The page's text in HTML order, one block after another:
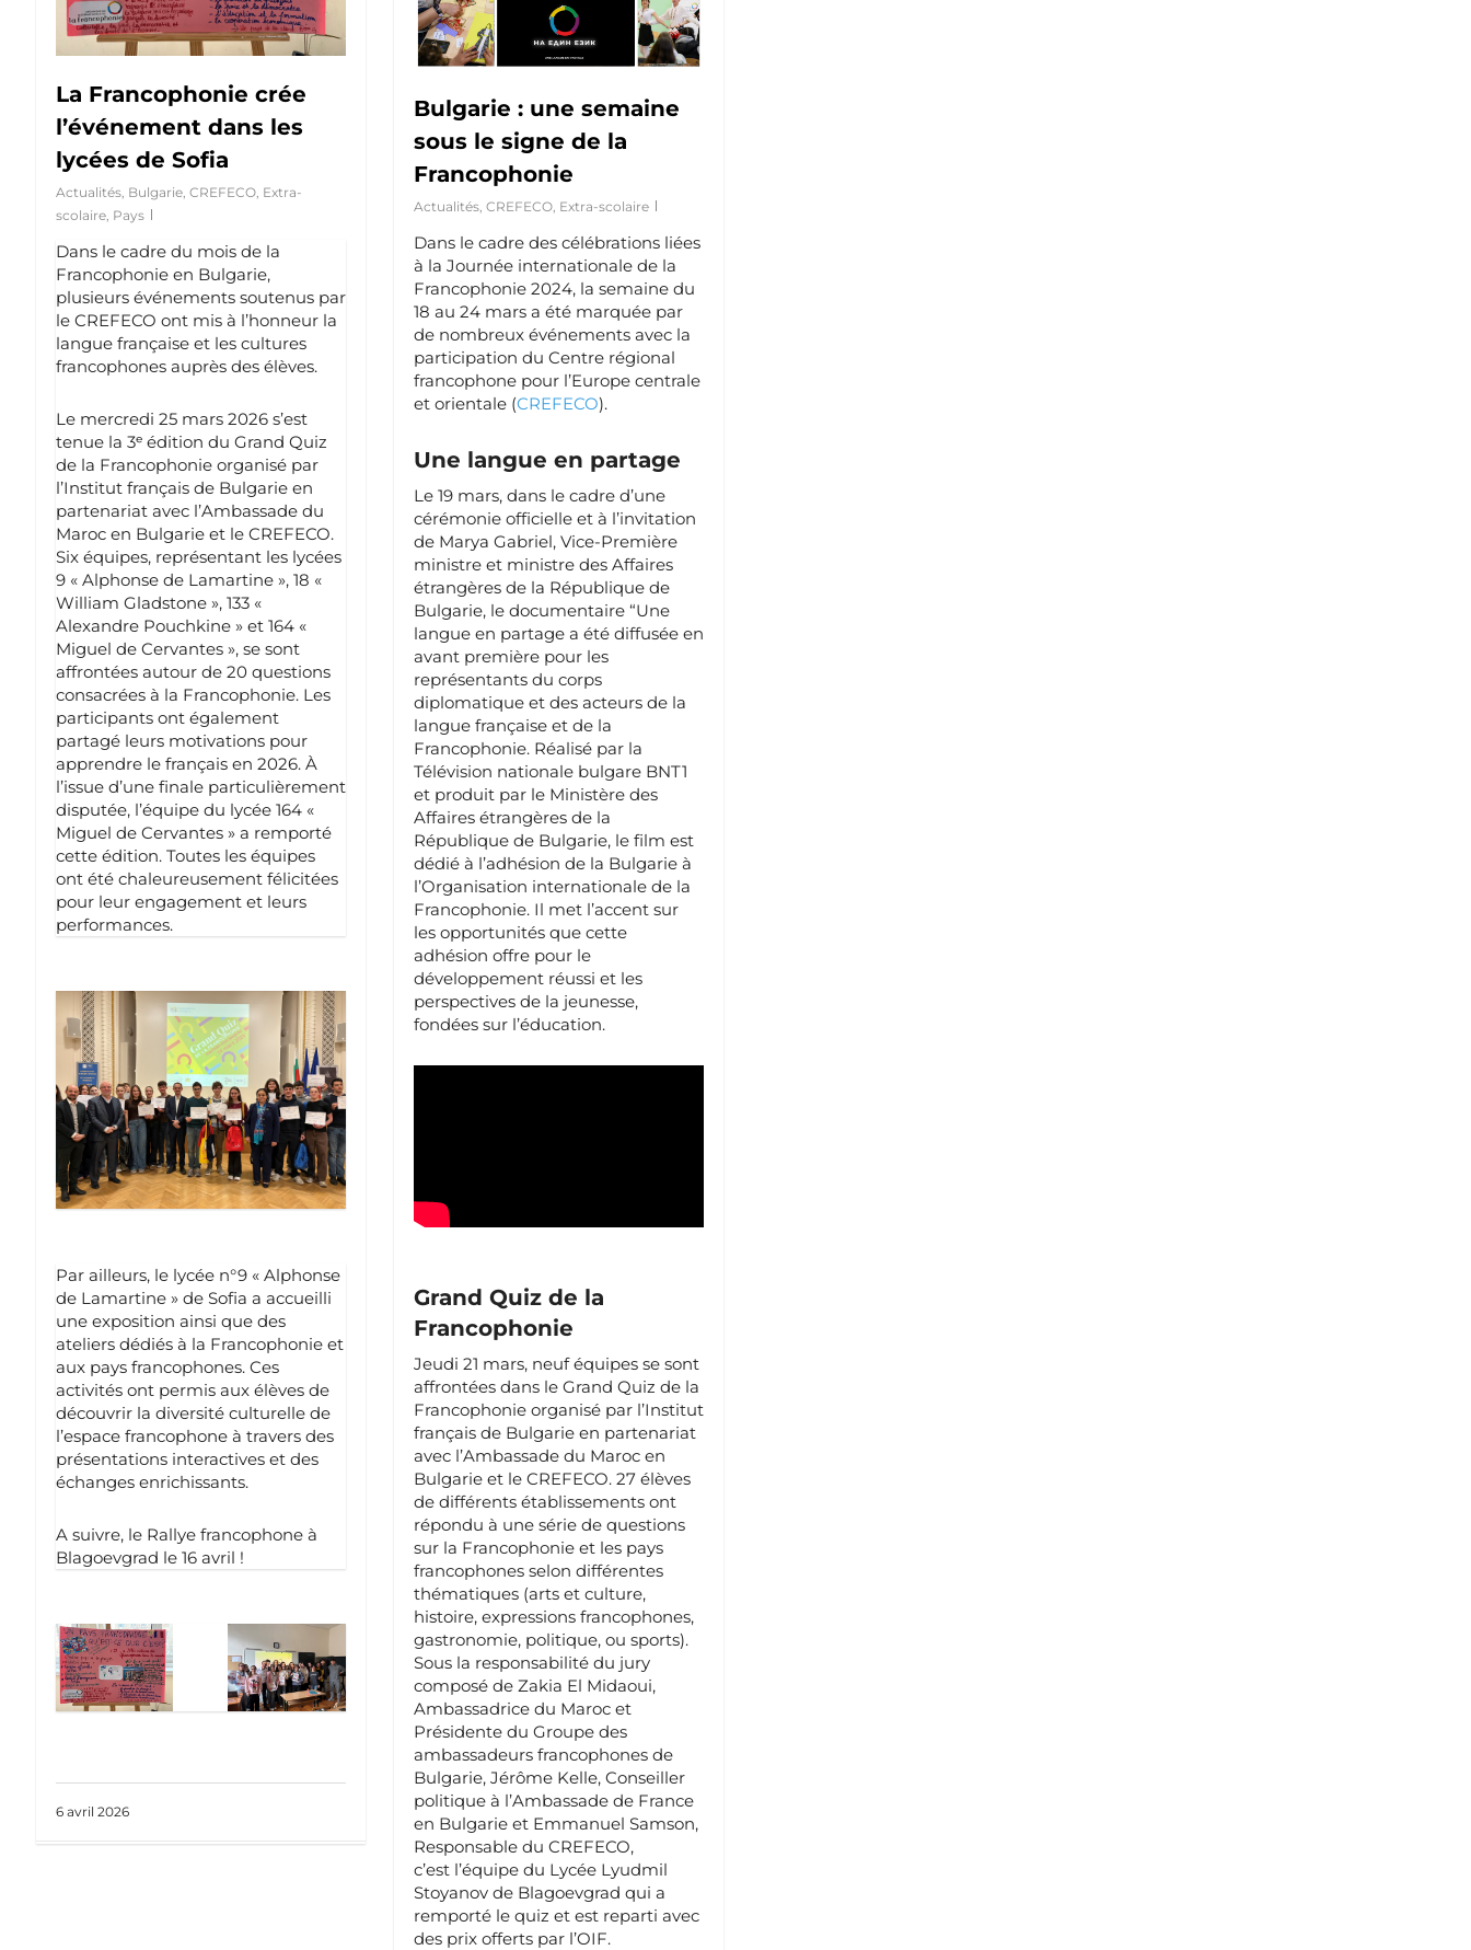
La Francophonie crée
l’événement dans les
lycées de Sofia
Actualités, Bulgarie, CREFECO, Extra-
scolaire, Pays
Dans le cadre du mois de la
Francophonie en Bulgarie,
plusieurs événements soutenus par
le CREFECO ont mis à l’honneur la
langue française et les cultures
francophones auprès des élèves.
Le mercredi 25 mars 2026 s’est
tenue la 3ᵉ édition du Grand Quiz
de la Francophonie organisé par
l’Institut français de Bulgarie en
partenariat avec l’Ambassade du
Maroc en Bulgarie et le CREFECO.
Six équipes, représentant les lycées
9 « Alphonse de Lamartine », 18 «
William Gladstone », 133 «
Alexandre Pouchkine » et 164 «
Miguel de Cervantes », se sont
affrontées autour de 20 questions
consacrées à la Francophonie. Les
participants ont également
partagé leurs motivations pour
apprendre le français en 2026. À
l’issue d’une finale particulièrement
disputée, l’équipe du lycée 164 «
Miguel de Cervantes » a remporté
cette édition. Toutes les équipes
ont été chaleureusement félicitées
pour leur engagement et leurs
performances.
Par ailleurs, le lycée n°9 « Alphonse
de Lamartine » de Sofia a accueilli
une exposition ainsi que des
ateliers dédiés à la Francophonie et
aux pays francophones. Ces
activités ont permis aux élèves de
découvrir la diversité culturelle de
l’espace francophone à travers des
présentations interactives et des
échanges enrichissants.
A suivre, le Rallye francophone à
Blagoevgrad le 16 avril !
6 avril 2026
Bulgarie : une semaine
sous le signe de la
Francophonie
Actualités, CREFECO, Extra-scolaire
Dans le cadre des célébrations liées
à la Journée internationale de la
Francophonie 2024, la semaine du
18 au 24 mars a été marquée par
de nombreux événements avec la
participation du Centre régional
francophone pour l’Europe centrale
et orientale (CREFECO).
Une langue en partage
Le 19 mars, dans le cadre d’une
cérémonie officielle et à l’invitation
de Marya Gabriel, Vice-Première
ministre et ministre des Affaires
étrangères de la République de
Bulgarie, le documentaire “Une
langue en partage a été diffusée en
avant première pour les
représentants du corps
diplomatique et des acteurs de la
langue française et de la
Francophonie. Réalisé par la
Télévision nationale bulgare BNT1
et produit par le Ministère des
Affaires étrangères de la
République de Bulgarie, le film est
dédié à l’adhésion de la Bulgarie à
l’Organisation internationale de la
Francophonie. Il met l’accent sur
les opportunités que cette
adhésion offre pour le
développement réussi et les
perspectives de la jeunesse,
fondées sur l’éducation.
Grand Quiz de la
Francophonie
Jeudi 21 mars, neuf équipes se sont
affrontées dans le Grand Quiz de la
Francophonie organisé par l’Institut
français de Bulgarie en partenariat
avec l’Ambassade du Maroc en
Bulgarie et le CREFECO. 27 élèves
de différents établissements ont
répondu à une série de questions
sur la Francophonie et les pays
francophones selon différentes
thématiques (arts et culture,
histoire, expressions francophones,
gastronomie, politique, ou sports).
Sous la responsabilité du jury
composé de Zakia El Midaoui,
Ambassadrice du Maroc et
Présidente du Groupe des
ambassadeurs francophones de
Bulgarie, Jérôme Kelle, Conseiller
politique à l’Ambassade de France
en Bulgarie et Emmanuel Samson,
Responsable du CREFECO,
c’est l’équipe du Lycée Lyudmil
Stoyanov de Blagoevgrad qui a
remporté le quiz et est reparti avec
des prix offerts par l’OIF.